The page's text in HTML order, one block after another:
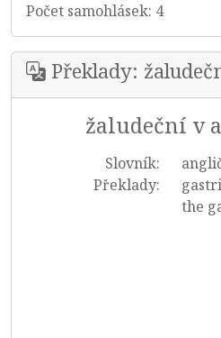
Počet samohlásek: 4
Překlady:
žaludeční v
Slovník:
Překlady:
the